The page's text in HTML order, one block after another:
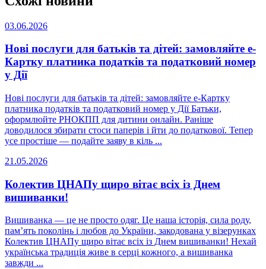
03.06.2026
Нові послуги для батьків та дітей: замовляйте е-
Картку платника податків та податковий номер
у Дії
Нові послуги для батьків та дітей: замовляйте е-Картку
платника податків та податковий номер у Дії Батьки,
оформлюйте РНОКПП для дитини онлайн. Раніше
доводилося збирати стоси паперів і йти до податкової. Тепер
усе простіше — подайте заяву в кіль ...
21.05.2026
Колектив ЦНАПу щиро вітає всіх із Днем
вишиванки!
Вишиванка — це не просто одяг. Це наша історія, сила роду,
пам’ять поколінь і любов до України, закодована у візерунках
Колектив ЦНАПу щиро вітає всіх із Днем вишиванки! Нехай
українська традиція живе в серці кожного, а вишиванка
завжди ...